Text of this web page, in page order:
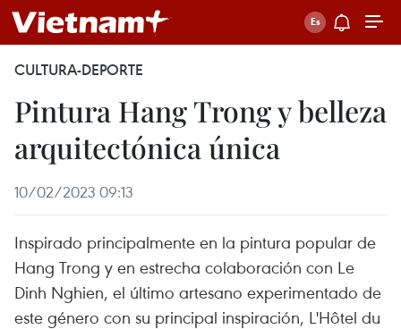
CULTURA-DEPORTE
Pintura Hang Trong y belleza
arquitectónica única
10/02/2023 09:13
Inspirado principalmente en la pintura popular de
Hang Trong y en estrecha colaboración con Le
Dinh Nghien, el último artesano experimentado de
este género con su principal inspiración, L'Hôtel du